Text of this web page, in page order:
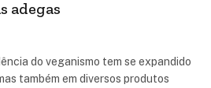
adegas
do veganismo tem se expandido
também em diversos produtos